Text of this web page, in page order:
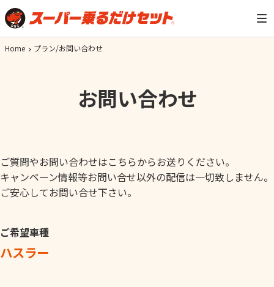
Home プラン/お問い合わせ
お問い合わせ
ご質問やお問い合わせはこちらからお送りください。
キャンペーン情報等お問い合せ以外の配信は一切致しません。
ご安心してお問い合せ下さい。
ご希望車種
ハスラー